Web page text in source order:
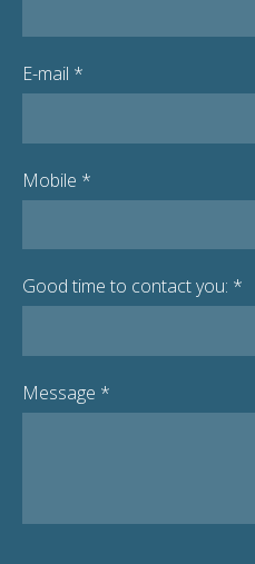
E-mail *
Mobile *
Good time to contact you: *
Message *